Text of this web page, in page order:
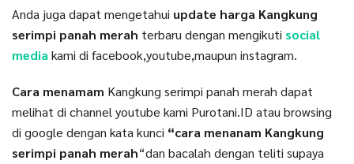
Anda juga dapat mengetahui update harga Kangkung
serimpi panah merah terbaru dengan mengikuti social
media kami di facebook,youtube,maupun instagram.
Cara menamam Kangkung serimpi panah merah dapat
melihat di channel youtube kami Purotani.ID atau browsing
di google dengan kata kunci “cara menanam Kangkung
serimpi panah merah“dan bacalah dengan teliti supaya